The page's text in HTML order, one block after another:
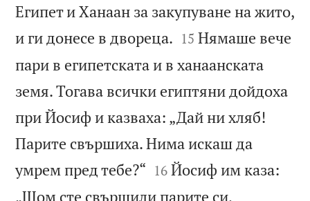
Египет и Ханаан за закупуване на жито,
и ги донесе в двореца. 

15 Нямаше вече
пари в египетската и в ханаанската
земя. Тогава всички египтяни дойдоха
при Йосиф и казваха: „Дай ни хляб!
Парите свършиха. Нима искаш да
умрем пред тебе?“ 

16 Йосиф им каза:
„Щом сте свършили парите си,